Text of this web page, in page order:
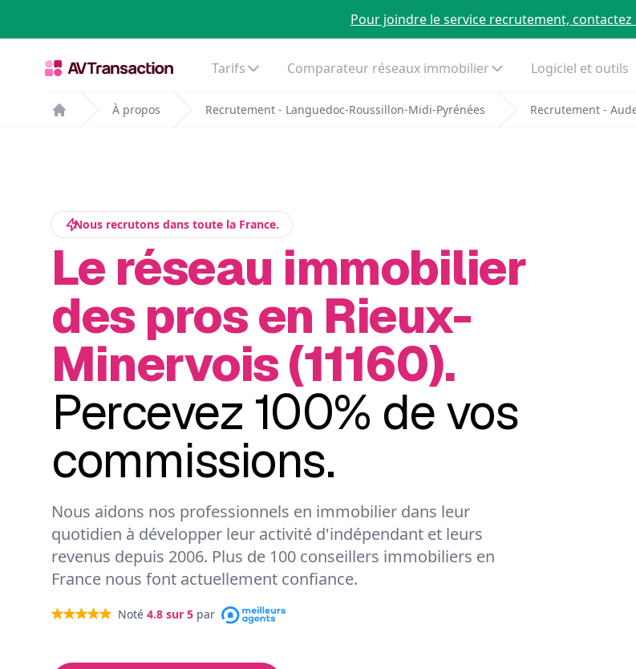
Pour joindre le service recrutement, contactez
Tarifs Comparateur réseaux immobilier Logiciel et outils
Home
À propos Recrutement - Languedoc-Roussillon-Midi-Pyrénées Recrutement -
Nous recrutons dans toute la France.
Le réseau immobilier
des pros en Rieux-
Minervois (11160).
Percevez 100% de vos
commissions.
Nous aidons nos professionnels en immobilier dans leur
quotidien à développer leur activité d'indépendant et leurs
revenus depuis 2006. Plus de 100 conseillers immobiliers en
France nous font actuellement confiance.
Noté 4.8 sur 5 par